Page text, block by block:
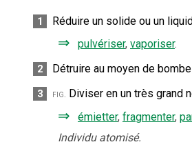
1 Réduire un solide ou un
⇒ pulvériser, vaporiser.
2 Détruire au moyen de
3 fig. Diviser en un très grand
⇒ émietter, fragmenter,
Individu atomisé.